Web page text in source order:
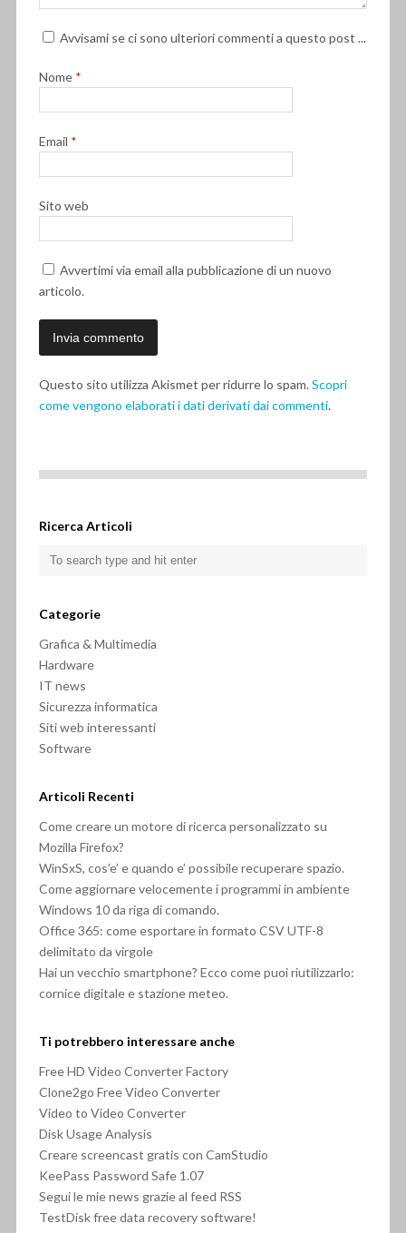
Avvisami se ci sono ulteriori commenti a questo post ...
Nome *
Email *
Sito web
Avvertimi via email alla pubblicazione di un nuovo
articolo.
Questo sito utilizza Akismet per ridurre lo spam.Scopri
come vengono elaborati i dati derivati dai commenti.
Ricerca Articoli
Categorie
Grafica & Multimedia
Hardware
IT news
Sicurezza informatica
Siti web interessanti
Software
Articoli Recenti
Come creare un motore di ricerca personalizzato su
Mozilla Firefox?
WinSxS, cos’e’ e quando e’ possibile recuperare spazio.
Come aggiornare velocemente i programmi in ambiente
Windows 10 da riga di comando.
Office 365: come esportare in formato CSV UTF-8
delimitato da virgole
Hai un vecchio smartphone? Ecco come puoi riutilizzarlo:
cornice digitale e stazione meteo.
Ti potrebbero interessare anche
Free HD Video Converter Factory
Clone2go Free Video Converter
Video to Video Converter
Disk Usage Analysis
Creare screencast gratis con CamStudio
KeePass Password Safe 1.07
Segui le mie news grazie al feed RSS
TestDisk free data recovery software!